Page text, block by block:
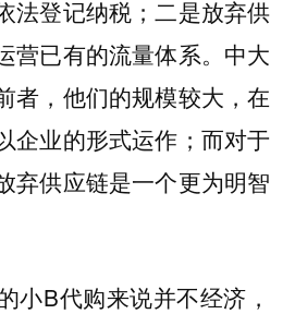
法登记纳税；二是放弃供
营已有的流量体系。 中大
者，他们的规模较大，在
企业的形式运作；而对于
弃供应链是一个更为明智
小B代购来说并不经济，